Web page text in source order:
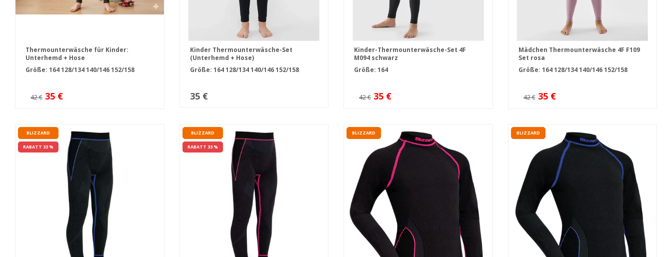
Thermounterwäsche für Kinder:
Unterhemd + Hose
Größe: 164128/134140/146152/158
42 € 35 €
Kinder Thermounterwäsche-Set
(Unterhemd + Hose)
Größe: 164128/134140/146152/158
35 €
Kinder-Thermounterwäsche-Set 4F
M094 schwarz
Größe: 164
42 € 35 €
Mädchen Thermounterwäsche 4F F109
Set rosa
Größe: 164128/134140/146152/158
42 € 35 €
BLIZZARD
RABATT 33 %
BLIZZARD
RABATT 33 %
BLIZZARD BLIZZARD